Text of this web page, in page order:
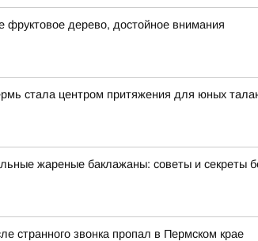
фруктовое дерево, достойное внимания
стала центром притяжения для юных
жареные баклажаны: советы и секреты
странного звонка пропал в Пермском крае